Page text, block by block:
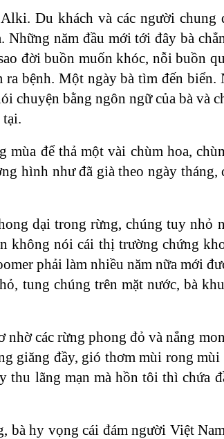
Du khách và các người chung
năm đầu mới tới đây bà
đời buồn muốn khóc, nỗi buồn
bệnh. Một ngày bà tìm đến biển.
chuyện bằng ngôn ngữ của bà và
tại.
mùa để thả một vài chùm hoa,
hình như đã già theo ngày tháng,
dại trong rừng, chúng tuy nhỏ
không nói cái thị trường chứng
phải làm nhiều năm nữa mới
tung chúng trên mặt nước, bà
các rừng phong đỏ và nắng
giăng đầy, gió thơm mùi rong
lãng mạn mà hồn tôi thì chứa
bà hy vọng cái đám người Việt